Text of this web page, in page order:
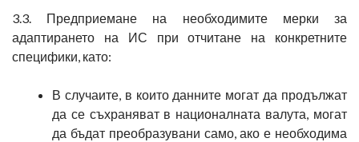
3.3. Предприемане на необходимите мерки за
адаптирането на ИС при отчитане на конкретните
специфики, като:
В случаите, в които данните могат да продължат
да се съхраняват в националната валута, могат
да бъдат преобразувани само, ако е необходима